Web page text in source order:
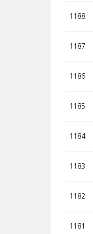
1188
1187
1186
1185
1184
1183
1182
1181